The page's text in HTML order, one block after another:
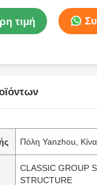
τιμή
Πόλη Yanzhou, Κίνα
CLASSIC GROUP
STRUCTURE